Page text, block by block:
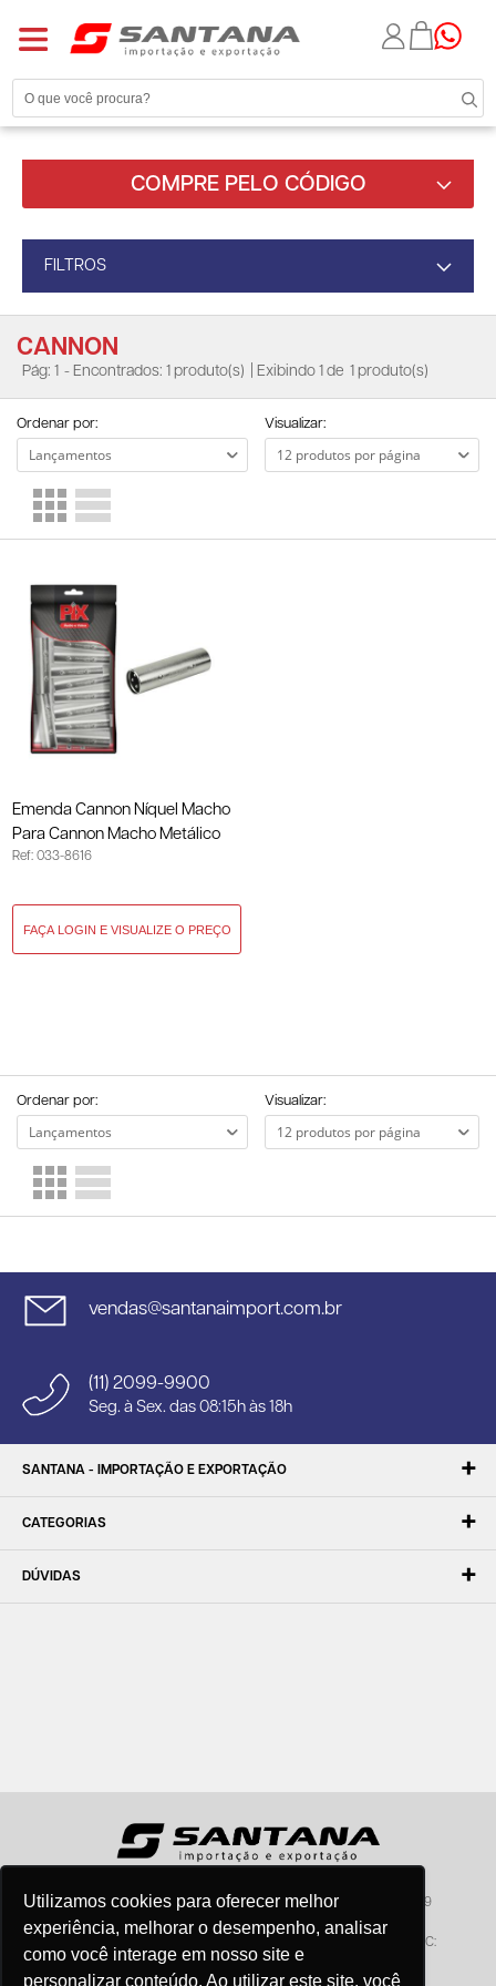
Utilizamos cookies para oferecer melhor
experiência, melhorar o desempenho, analisar
como você interage em nosso site e
personalizar conteúdo. Ao utilizar este site, você
COMPRE PELO CÓDIGO
FILTROS
CANNON
Pág: 1 - Encontrados: 1 produto(s) | Exibindo 1 de 1 produto(s)
Ordenar por: Visualizar:
Emenda Cannon Níquel Macho
Para Cannon Macho Metálico
033-8616
Ref: 033-8616
Ordenar por: Visualizar:
vendas@santanaimport.com.br
(11) 2099-9900
Seg. à Sex. das 08:15h às 18h
SANTANA - IMPORTAÇÃO E EXPORTAÇÃO
CATEGORIAS
DÚVIDAS
Santana - Importação e Exportação - CNPJ:57.464.653/0001-49
Atendimento por telefone: dias úteis, das 08:15hs às 18:00hs
SAC:
sac@santanaimport.com.br